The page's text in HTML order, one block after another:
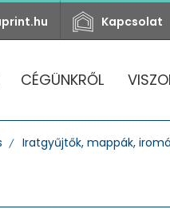
Kapcsolat
CÉGÜNKRŐL
Iratgyűjtők, mappák,